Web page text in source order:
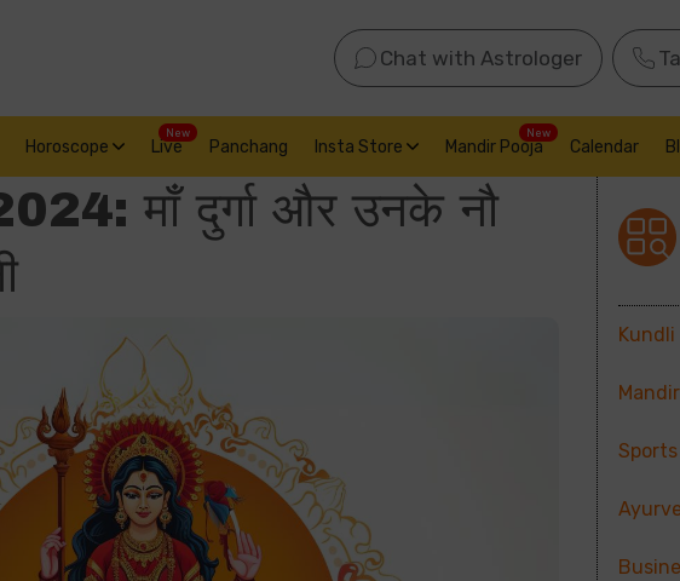
Chat with Astrologer
Horoscope Live
New
Panchang Insta Store Mandir Pooja
New
Calendar
माँ दुर्गा और उनके नौ
Kundli
Mandir
Sports